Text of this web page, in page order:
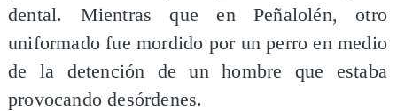
dental. Mientras que en Peñalolén, otro
uniformado fue mordido por un perro en medio
de la detención de un hombre que estaba
provocando desórdenes.